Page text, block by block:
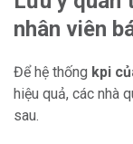
nhân viên
Để hệ thống kpi
hiệu quả, các nhà
sau.